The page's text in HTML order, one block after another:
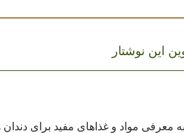
این نوشتار
معرفی مواد و غذاهای مفید برای